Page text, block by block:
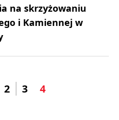
na skrzyżowaniu
i Kamiennej w
2 3 4